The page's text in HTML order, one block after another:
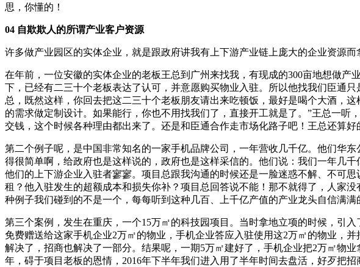
思，你懂的！
04 自欺欺人的所谓产业客户资源
许多做产业园区的实体企业，就是跟政府讲我有上下游产业链上庞大的企业资源
在年前，一位安徽的实体企业的老板王总到广州来找我，有现成的300亩地想做
下，已经有二三十个老板表达了认可，并意愿购买物业入驻。所以他找我们臣通
总，既然这样，你回去把这二三十个老板朋友请出来吃顿饭，最好是喝个大酒，
的需求做定制设计。如果能行，你也不用找我们了，直接开工就是了。”王总一
交钱，这个时候各种理由都出来了。还是和臣通合作走市场化路子吧！王总还算
第二个例子呢，是中国非常知名的一家手机品牌公司，一年营收几千亿。他们华
得很简单啊，给政府也是这样说的，政府也是这样采信的。他们说：我们一年几
他们的上下游企业入驻者寥寥。项目总跟我沟通的时候还是一脸迷惑不解、不可
租？他入驻发生的超额成本和损失你补？项目总回答说不能！那不就得了，人家
种例子我们碰到的不是一个，每每听到这种几百、上千亿产值的产业龙头自信满
第三个案例，发生在重庆，一个15万㎡的科技园项目。当时拿地立项的时候，引
免费赠送给这家手机企业2万㎡的物业，手机企业答应入驻使用这2万㎡的物业，
解决了，招商也解决了一部分。结果呢，一期5万㎡建好了，手机企业把2万㎡物
年，碍于项目老板的恩情，2016年下半年我们进入用了半年时间去盘活，好歹把